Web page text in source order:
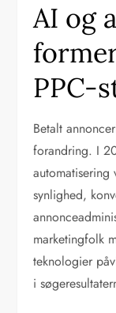
AI og
PPC-
Betalt
forandring. I
synlighed,
marketingfolk
teknologier
i